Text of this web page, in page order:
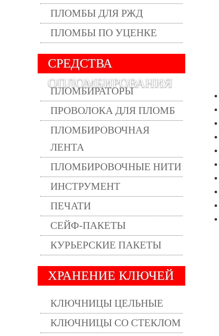
ПЛОМБЫ ДЛЯ РЖД
ПЛОМБЫ ПО УЦЕНКЕ
СРЕДСТВА
ОПЛОМБИРОВАНИЯ
ПЛОМБИРАТОРЫ
ПРОВОЛОКА ДЛЯ ПЛОМБ
ПЛОМБИРОВОЧНАЯ
ЛЕНТА
ПЛОМБИРОВОЧНЫЕ НИТИ
ИНСТРУМЕНТ
ПЕЧАТИ
СЕЙФ-ПАКЕТЫ
КУРЬЕРСКИЕ ПАКЕТЫ
ХРАНЕНИЕ КЛЮЧЕЙ
КЛЮЧНИЦЫ ЦЕЛЬНЫЕ
КЛЮЧНИЦЫ СО СТЕКЛОМ